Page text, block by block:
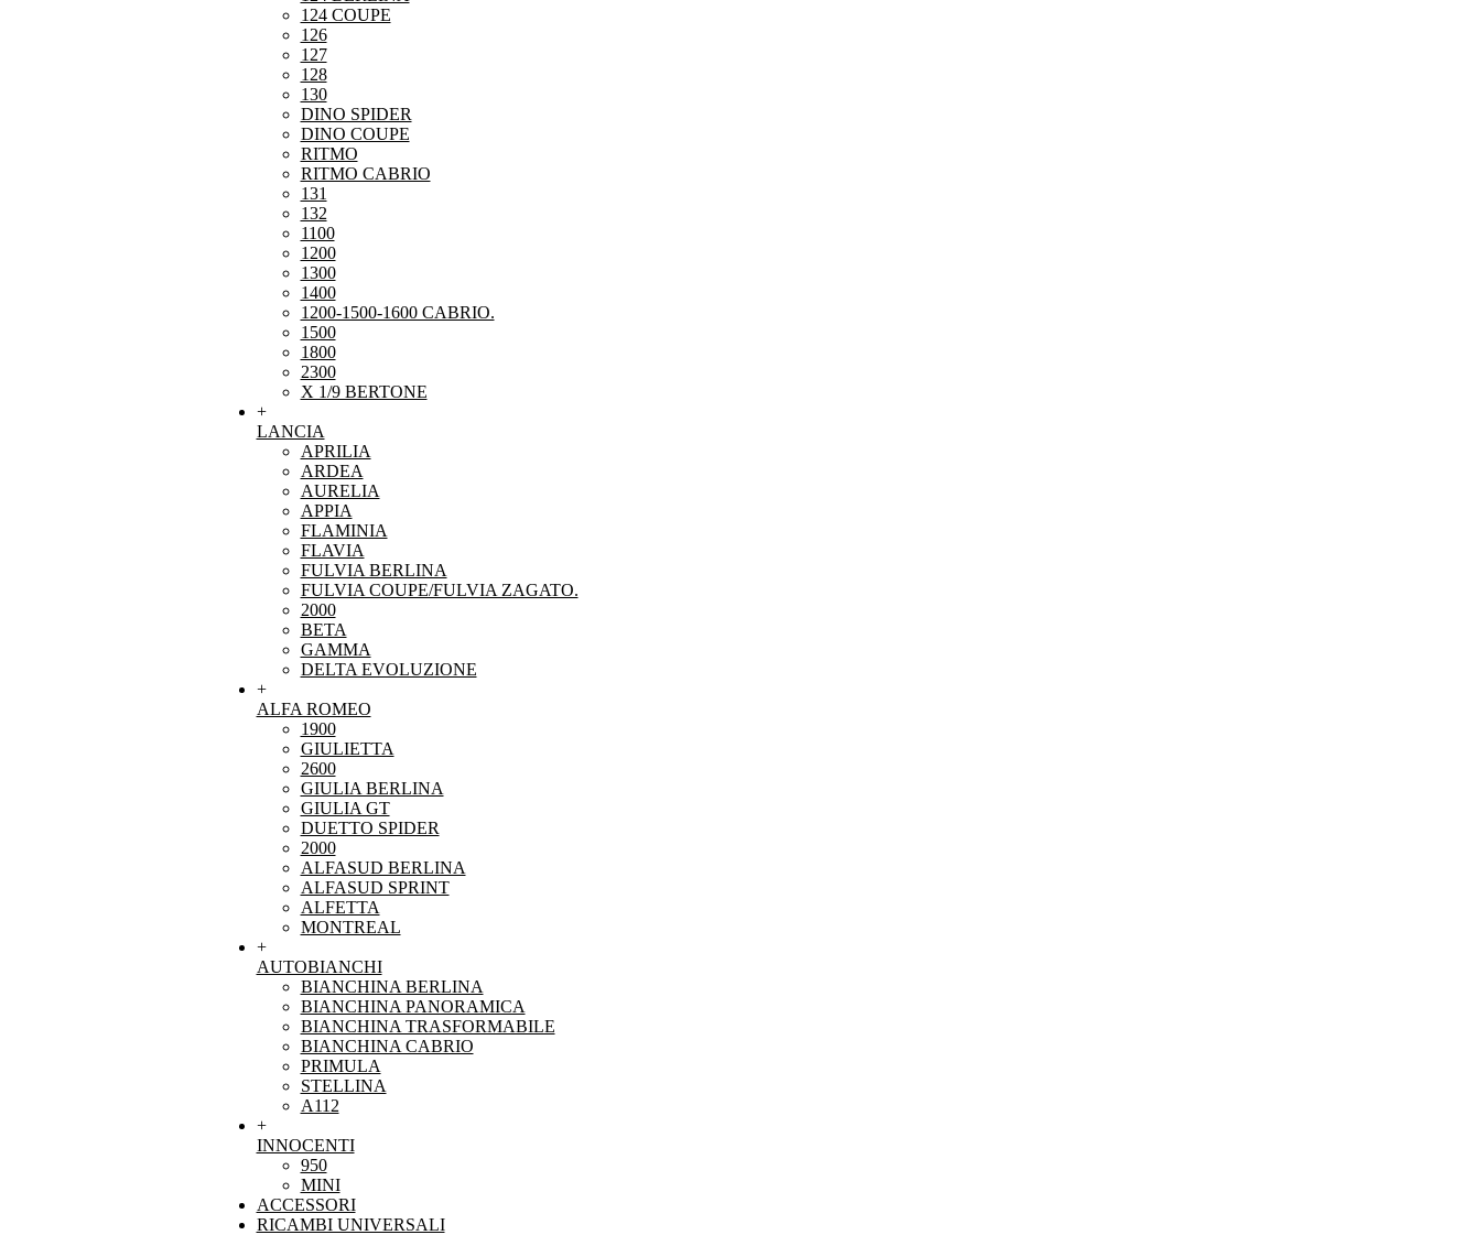
124 COUPE
126
127
128
130
DINO SPIDER
DINO COUPE
RITMO
RITMO CABRIO
131
132
1100
1200
1300
1400
1200-1500-1600 CABRIO.
1500
1800
2300
X 1/9 BERTONE
+
LANCIA
APRILIA
ARDEA
AURELIA
APPIA
FLAMINIA
FLAVIA
FULVIA BERLINA
FULVIA COUPE/FULVIA ZAGATO.
2000
BETA
GAMMA
DELTA EVOLUZIONE
+
ALFA ROMEO
1900
GIULIETTA
2600
GIULIA BERLINA
GIULIA GT
DUETTO SPIDER
2000
ALFASUD BERLINA
ALFASUD SPRINT
ALFETTA
MONTREAL
+
AUTOBIANCHI
BIANCHINA BERLINA
BIANCHINA PANORAMICA
BIANCHINA TRASFORMABILE
BIANCHINA CABRIO
PRIMULA
STELLINA
A112
+
INNOCENTI
950
MINI
ACCESSORI
RICAMBI UNIVERSALI